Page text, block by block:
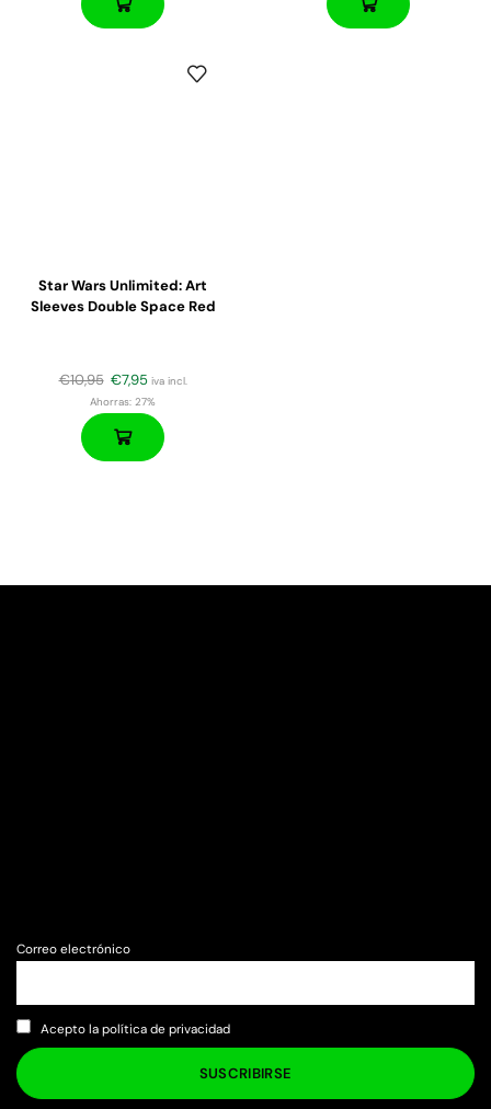
Star Wars Unlimited: Art
Sleeves Double Space Red
€10,95 €7,95 iva incl.
Ahorras: 27%
Correo electrónico
Acepto la política de privacidad